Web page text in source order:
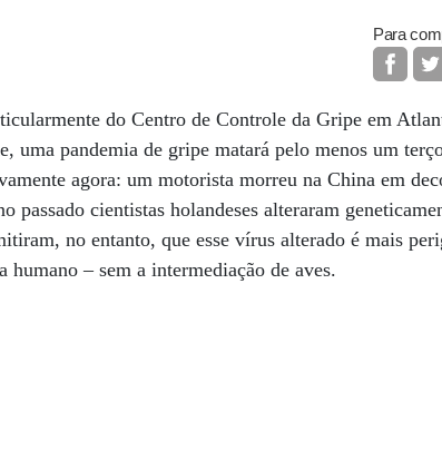
Para
do Centro de Controle da Gripe em
uma pandemia de gripe matará pelo menos um
agora: um motorista morreu na China em
cientistas holandeses alteraram
no entanto, que esse vírus alterado é mais
humano – sem a intermediação de aves.